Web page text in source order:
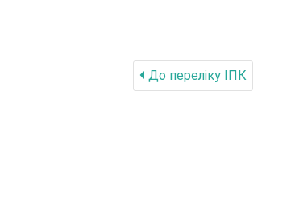
До переліку IПК